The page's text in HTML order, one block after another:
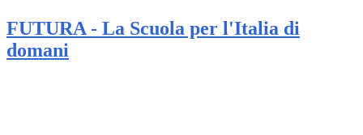
FUTURA - La Scuola per l'Italia di
domani